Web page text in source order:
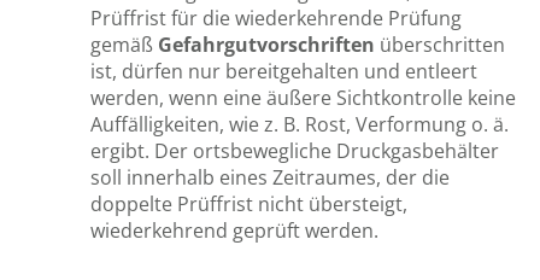
Prüffrist für die wiederkehrende Prüfung
gemäß Gefahrgutvorschriften überschritten
ist, dürfen nur bereitgehalten und entleert
werden, wenn eine äußere Sichtkontrolle keine
Auffälligkeiten, wie z. B. Rost, Verformung o. ä.
ergibt. Der ortsbewegliche Druckgasbehälter
soll innerhalb eines Zeitraumes, der die
doppelte Prüffrist nicht übersteigt,
wiederkehrend geprüft werden.